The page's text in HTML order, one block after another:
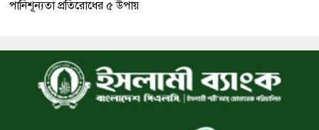
পানিশূন্যতা প্রতিরোধের ৫ উপায়